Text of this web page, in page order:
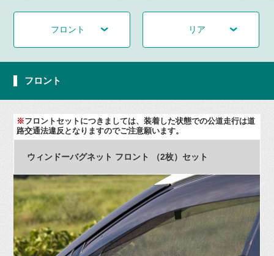
フロント リア
フロント
※フロントセットにつきましては、装着した状態での公道走行は道
路交通法違反となりますのでご注意願います。
ウィンドーバグネット フロント （2枚）セット